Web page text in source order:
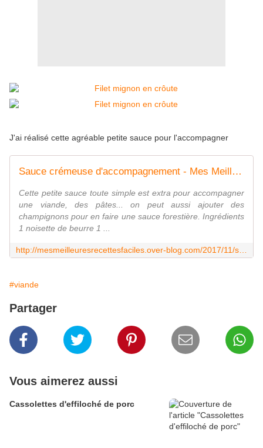
J'ai réalisé cette agréable petite sauce pour l'accompagner
Sauce crémeuse d'accompagnement - Mes Meilleures Recettes Faciles
Cette petite sauce toute simple est extra pour accompagner
une viande, des pâtes... on peut aussi ajouter des
champignons pour en faire une sauce forestière. Ingrédients
1 noisette de beurre 1 ...
#viande
Partager
Vous aimerez aussi
Cassolettes d'effiloché de porc